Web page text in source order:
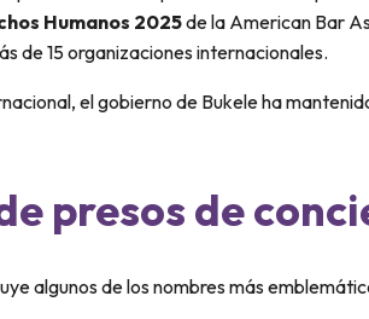
Humanos 2025de la American Bar
de 15 organizaciones internacionales.
el gobierno de Bukele ha
presos de
algunos de los nombres más